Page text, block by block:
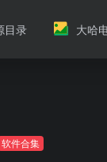
目录 大哈
软件合集